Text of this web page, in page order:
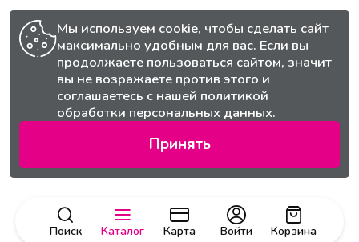
Поиск Каталог Карта Корзина
Войти
Мы используем cookie, чтобы сделать сайт
максимально удобным для вас. Если вы
продолжаете пользоваться сайтом, значит
вы не возражаете против этого и
соглашаетесь с нашей политикой
обработки персональных данных.
Принять